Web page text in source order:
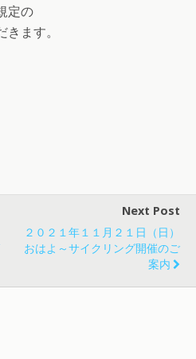
定の
ます。
Next Post
２０２１年１１月２１日（日）
おはよ～サイクリング開催のご
案内